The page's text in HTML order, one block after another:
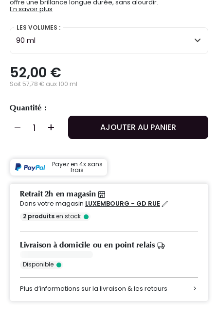
offre une brillance longue durée, sans alourdir.
En savoir plus
LES VOLUMES :
90 ml
52,00 €
Soit 57,78 € aux 100 ml
Quantité :
AJOUTER AU PANIER
Payez en 4x sans
frais
Retrait 2h en magasin
Dans votre magasin LUXEMBOURG - GD RUE
2 produitsen stock
Livraison à domicile ou en point relais
Disponible
Plus d’informations sur la livraison & les retours